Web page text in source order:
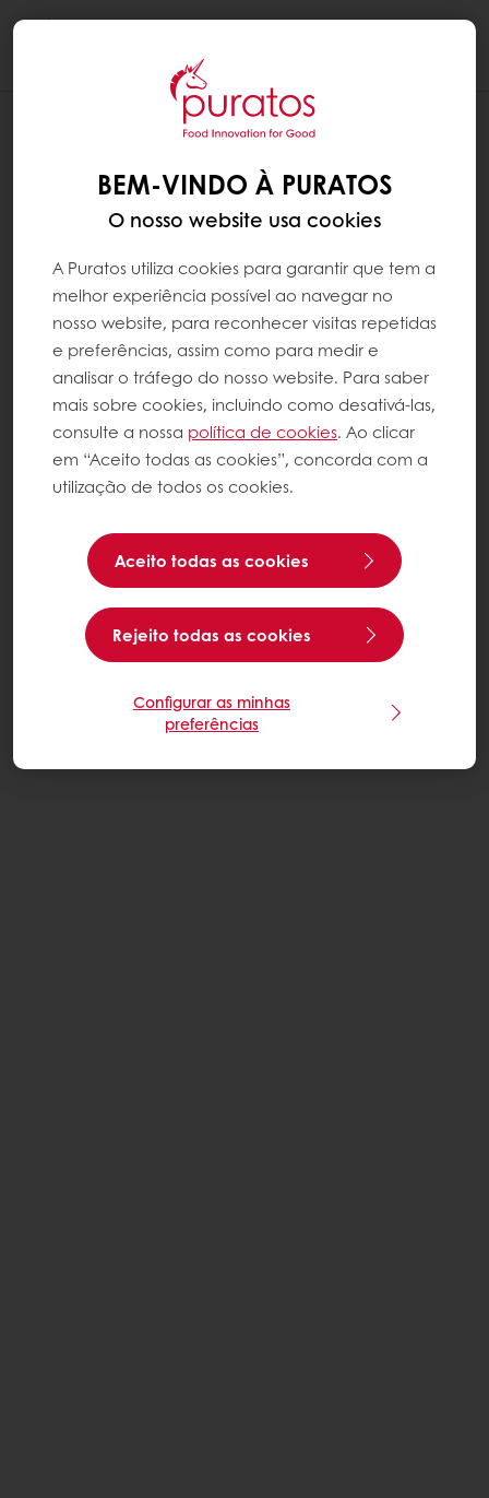
BEM-VINDO À PURATOS
O nosso website usa cookies
A Puratos utiliza cookies para garantir que tem a
melhor experiência possível ao navegar no
nosso website, para reconhecer visitas repetidas
e preferências, assim como para medir e
analisar o tráfego do nosso website. Para saber
mais sobre cookies, incluindo como desativá-las,
consulte a nossa política de cookies. Ao clicar
em “Aceito todas as cookies”, concorda com a
utilização de todos os cookies.
Aceito todas as cookies
Rejeito todas as cookies
Configurar as minhas
preferências